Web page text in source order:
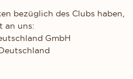
bezüglich des Clubs haben,
an uns:
GmbH